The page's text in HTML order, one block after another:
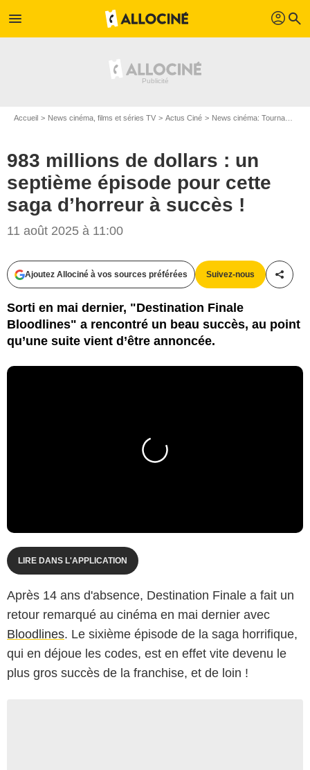
menu profil search
Accueil News cinéma, films et séries TV Actus Ciné News cinéma: Tournages
983 millions de dollars : un
septième épisode pour cette
saga d’horreur à succès !
11 août 2025 à 11:00
Ajoutez Allociné à vos sources préférées Suivez-nous
Sorti en mai dernier, "Destination Finale
Bloodlines" a rencontré un beau succès, au point
qu’une suite vient d’être annoncée.
LIRE DANS L'APPLICATION
Après 14 ans d'absence, Destination Finale a fait un
retour remarqué au cinéma en mai dernier avec
Bloodlines. Le sixième épisode de la saga horrifique,
qui en déjoue les codes, est en effet vite devenu le
plus gros succès de la franchise, et de loin !